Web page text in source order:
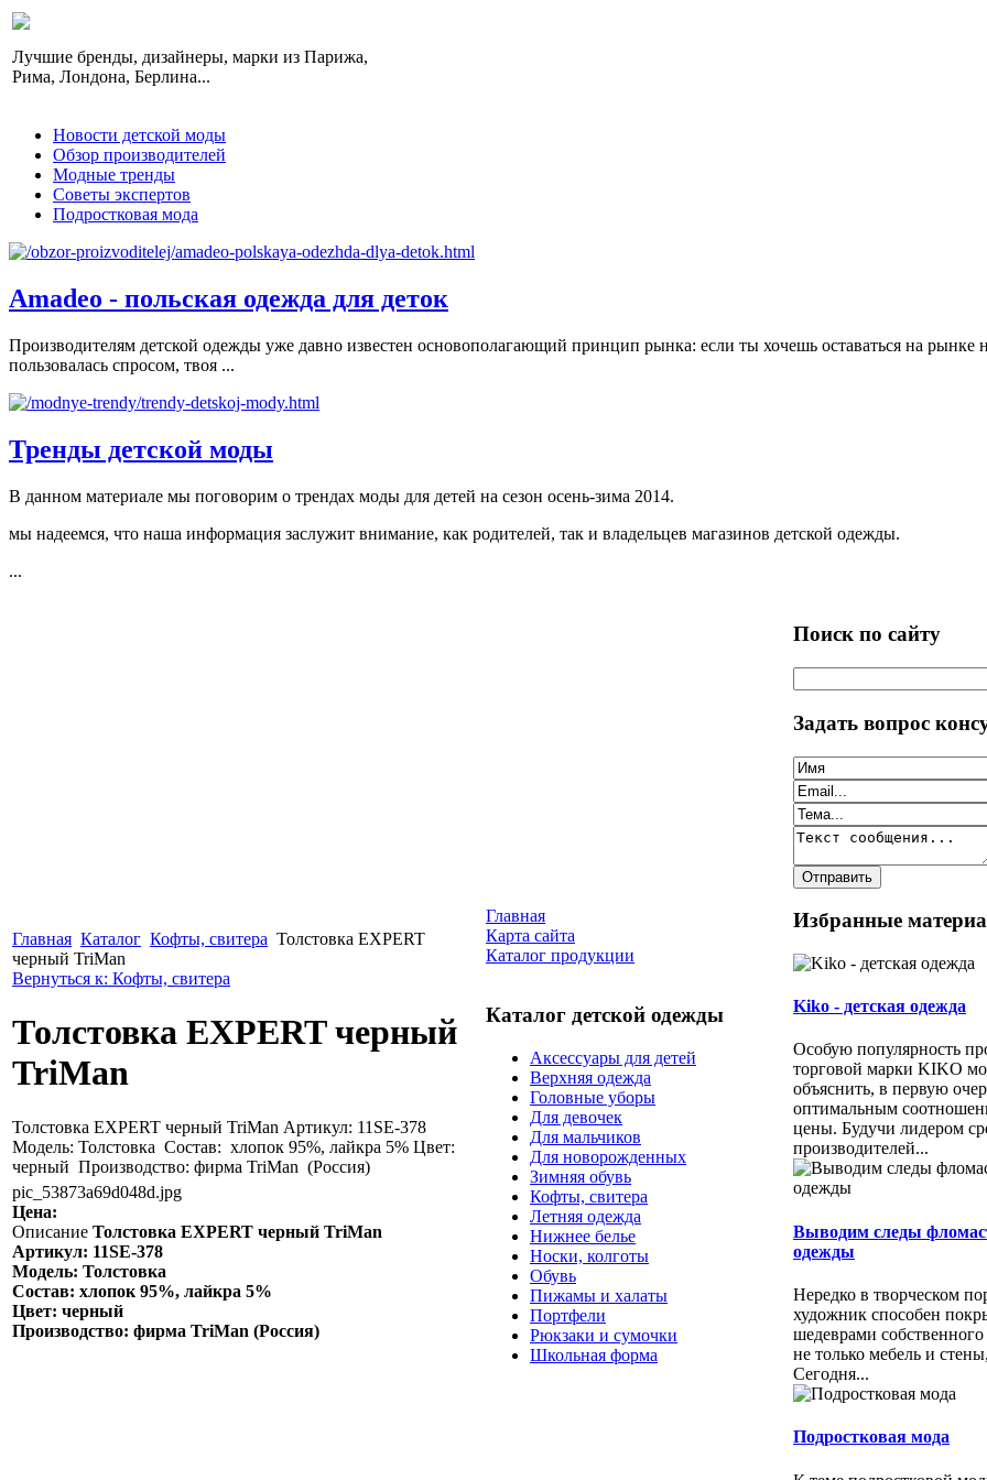
Лучшие бренды, дизайнеры, марки из Парижа,
Рима, Лондона, Берлина...
Новости детской моды
Обзор производителей
Модные тренды
Советы экспертов
Подростковая мода
Amadeo - польская одежда для деток
Производителям детской одежды уже давно известен основополагающий принцип рынка: если ты хочешь оставаться на рынке
пользовалась спросом, твоя ...
Тренды детской моды
В данном материале мы поговорим о трендах моды для детей на сезон осень-зима 2014.
мы надеемся, что наша информация заслужит внимание, как родителей, так и владельцев магазинов детской одежды.
...
Главная Каталог Кофты, свитера Толстовка EXPERT
черный TriMan
Вернуться к: Кофты, свитера
Толстовка EXPERT черный
TriMan
Толстовка EXPERT черный TriMan Артикул: 11SE-378
Модель: Толстовка Состав: хлопок 95%, лайкра 5% Цвет:
черный Производство: фирма TriMan (Россия)
pic_53873a69d048d.jpg
Цена:
Описание Толстовка EXPERT черный TriMan
Артикул: 11SE-378
Модель: Толстовка
Состав: хлопок 95%, лайкра 5%
Цвет: черный
Производство: фирма TriMan (Россия)
Главная
Карта сайта
Каталог продукции
Каталог детской одежды
Аксессуары для детей
Верхняя одежда
Головные уборы
Для девочек
Для мальчиков
Для новорожденных
Зимняя обувь
Кофты, свитера
Летняя одежда
Нижнее белье
Носки, колготы
Обувь
Пижамы и халаты
Портфели
Рюкзаки и сумочки
Школьная форма
Поиск по сайту
Задать вопрос
Избранные
Kiko - детская одежда
Особую популярность
торговой марки KIKO
объяснить, в первую
оптимальным
цены. Будучи лидером
производителей...
Выводим следы
одежды
Нередко в творческом
художник способен
шедеврами собственного
не только мебель и
Сегодня...
Подростковая мода